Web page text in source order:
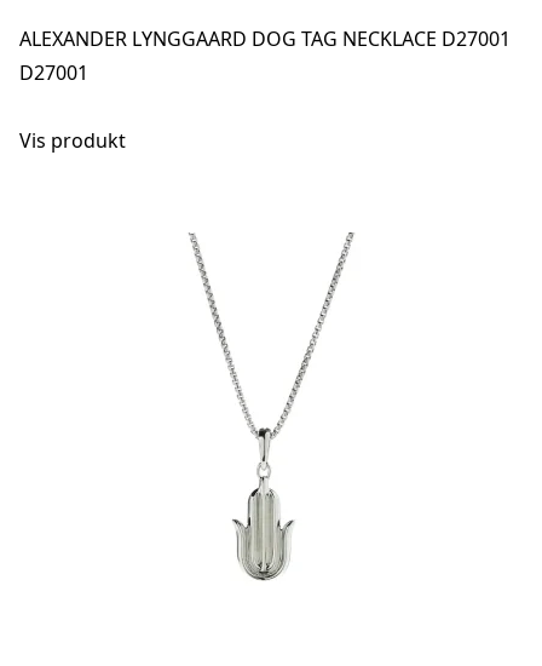
ALEXANDER LYNGGAARD DOG TAG NECKLACE D27001
D27001
Vis produkt